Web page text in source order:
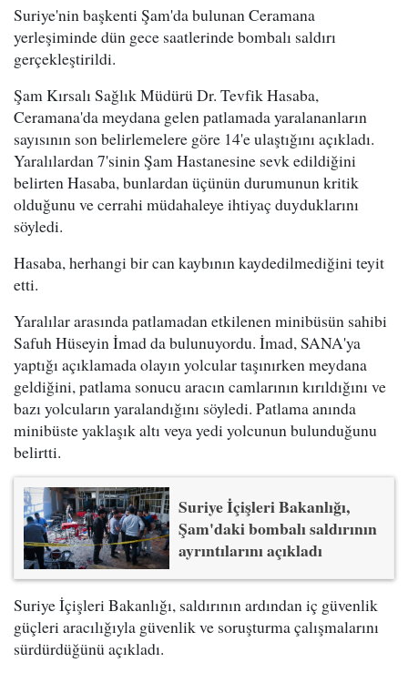
Suriye'nin başkenti Şam'da bulunan Ceramana
yerleşiminde dün gece saatlerinde bombalı saldırı
gerçekleştirildi.
Şam Kırsalı Sağlık Müdürü Dr. Tevfik Hasaba,
Ceramana'da meydana gelen patlamada yaralananların
sayısının son belirlemelere göre 14'e ulaştığını açıkladı.
Yaralılardan 7'sinin Şam Hastanesine sevk edildiğini
belirten Hasaba, bunlardan üçünün durumunun kritik
olduğunu ve cerrahi müdahaleye ihtiyaç duyduklarını
söyledi.
Hasaba, herhangi bir can kaybının kaydedilmediğini teyit
etti.
Yaralılar arasında patlamadan etkilenen minibüsün sahibi
Safuh Hüseyin İmad da bulunuyordu. İmad, SANA'ya
yaptığı açıklamada olayın yolcular taşınırken meydana
geldiğini, patlama sonucu aracın camlarının kırıldığını ve
bazı yolcuların yaralandığını söyledi. Patlama anında
minibüste yaklaşık altı veya yedi yolcunun bulunduğunu
belirtti.
Suriye İçişleri Bakanlığı,
Şam'daki bombalı saldırının
ayrıntılarını açıkladı
Suriye İçişleri Bakanlığı, saldırının ardından iç güvenlik
güçleri aracılığıyla güvenlik ve soruşturma çalışmalarını
sürdürdüğünü açıkladı.